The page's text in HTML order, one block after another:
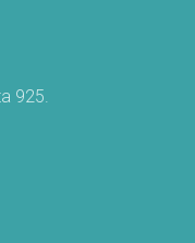
925.